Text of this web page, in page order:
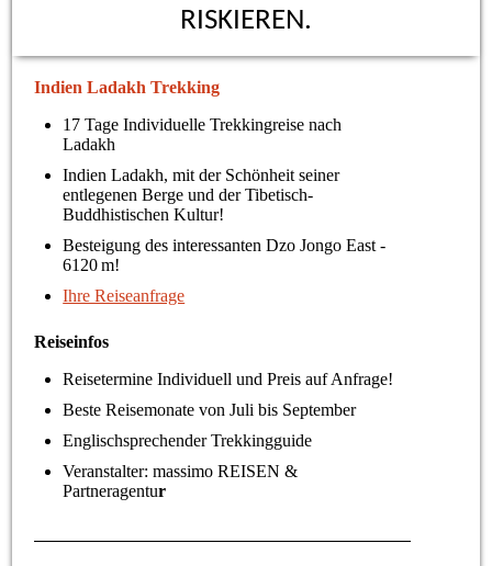
RISKIEREN.
Indien Ladakh Trekking
17 Tage Individuelle Trekkingreise nach
Ladakh
Indien Ladakh, mit der Schönheit seiner
entlegenen Berge und der Tibetisch-
Buddhistischen Kultur!
Besteigung des interessanten Dzo Jongo East -
6120 m!
Ihre Reiseanfrage
Reiseinfos
Reisetermine Individuell und Preis auf Anfrage!
Beste Reisemonate von Juli bis September
Englischsprechender Trekkingguide
Veranstalter: massimo REISEN &
Partneragentur